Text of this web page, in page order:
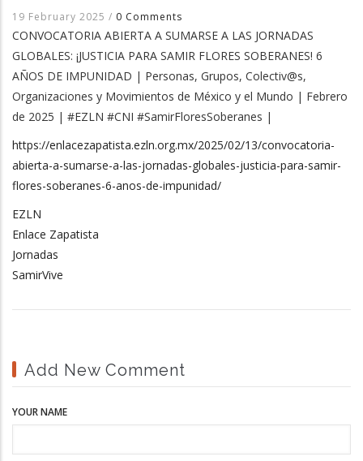
19 February 2025 / 0 Comments
CONVOCATORIA ABIERTA A SUMARSE A LAS JORNADAS
GLOBALES: ¡JUSTICIA PARA SAMIR FLORES SOBERANES! 6
AÑOS DE IMPUNIDAD | Personas, Grupos, Colectiv@s,
Organizaciones y Movimientos de México y el Mundo | Febrero
de 2025 | #EZLN #CNI #SamirFloresSoberanes |
https://enlacezapatista.ezln.org.mx/2025/02/13/convocatoria-
abierta-a-sumarse-a-las-jornadas-globales-justicia-para-samir-
flores-soberanes-6-anos-de-impunidad/
EZLN
Enlace Zapatista
Jornadas
SamirVive
Add New Comment
YOUR NAME